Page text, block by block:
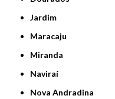
Jardim
Maracaju
Miranda
Naviraí
Nova Andradina